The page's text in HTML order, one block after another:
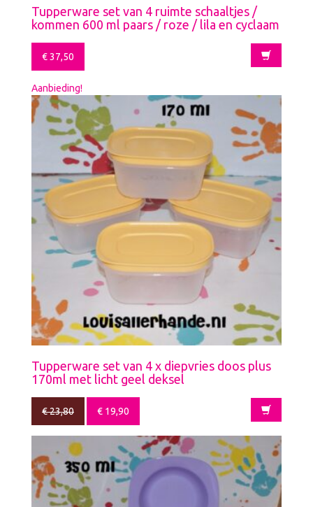
Tupperware set van 4 ruimte schaaltjes /
kommen 600 ml paars / roze / lila en cyclaam
€37,50
Aanbieding!
Tupperware set van 4 x diepvries doos plus
170ml met licht geel deksel
€23,80 € 19,90